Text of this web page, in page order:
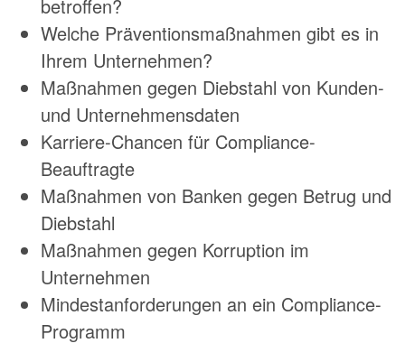
betroffen?
Welche Präventionsmaßnahmen gibt es in
Ihrem Unternehmen?
Maßnahmen gegen Diebstahl von Kunden-
und Unternehmensdaten
Karriere-Chancen für Compliance-
Beauftragte
Maßnahmen von Banken gegen Betrug und
Diebstahl
Maßnahmen gegen Korruption im
Unternehmen
Mindestanforderungen an ein Compliance-
Programm